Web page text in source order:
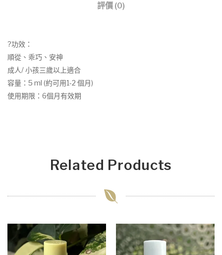
評價 (0)
?功效：
順從、乖巧、安神
成人/ 小孩三歲以上適合
容量：5 ml (約可用1-2 個月)
使用期限：6個月有效期
Related Products